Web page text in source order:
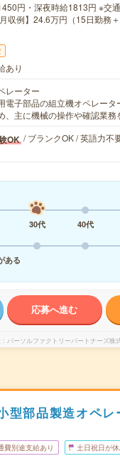
円・深夜時給1813円 ※交
収例】24.6万円（15日勤務
あり
レーター
電子部品の組立機オペレー
、主に機械の操作や確認業
OK / ブランクOK / 英語力不
30代 40代
ある
応募へ進む
パーソルファクトリーパートナーズ株
型部品製造オペレ
費別途支給あり 土日祝日が休